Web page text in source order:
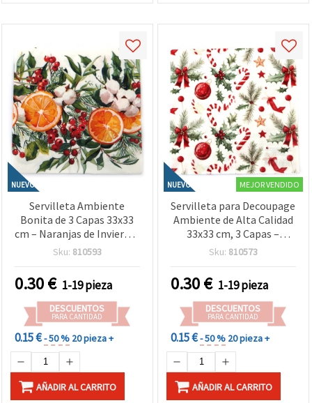
NUEVO
Servilleta Ambiente
Bonita de 3 Capas 33x33
cm – Naranjas de Invierno,
1 Pieza – Ideal para
Manualidades Cálidas y
Festivas
Sku: 810593
0.30€ 1-19 pieza
DESCUENTOS
PARA CANTIDAD
0.15 €- 50 % 20 pieza +
AÑADIR AL CARRITO
NUEVO MEJOR VENDIDO
Servilleta para Decoupage
Ambiente de Alta Calidad
33x33 cm, 3 Capas –
Diseño de Elementos
Manualidades,
Scrapbooking, Decoración
DIY y Envoltorio de
Regalos
Sku: 810573
0.30€ 1-19 pieza
DESCUENTOS
PARA CANTIDAD
0.15 €- 50 % 20 pieza +
AÑADIR AL CARRITO